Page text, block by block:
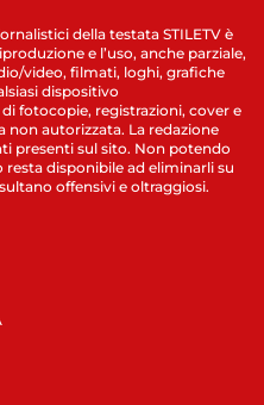
della testata STILETV è
e l’uso, anche parziale,
video, filmati, loghi, grafiche
dispositivo
fotocopie, registrazioni, cover e
autorizzata. La redazione
presenti sul sito. Non potendo
disponibile ad eliminarli su
offensivi e oltraggiosi.